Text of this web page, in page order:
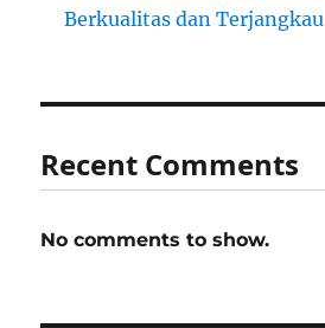
Berkualitas dan Terjangkau
Recent Comments
No comments to show.